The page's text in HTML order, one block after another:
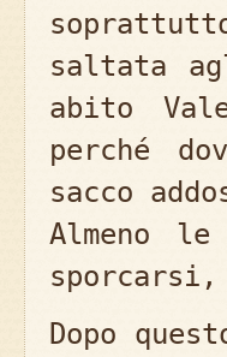
saltata
abito
perché
sacco
Almeno
Dopo